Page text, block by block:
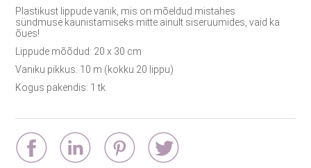
Plastikust lippude vanik, mis on mõeldud mistahes
sündmuse kaunistamiseks mitte ainult siseruumides, vaid ka
õues!
Lippude mõõdud: 20 x 30 cm
Vaniku pikkus: 10 m (kokku 20 lippu)
Kogus pakendis: 1 tk.